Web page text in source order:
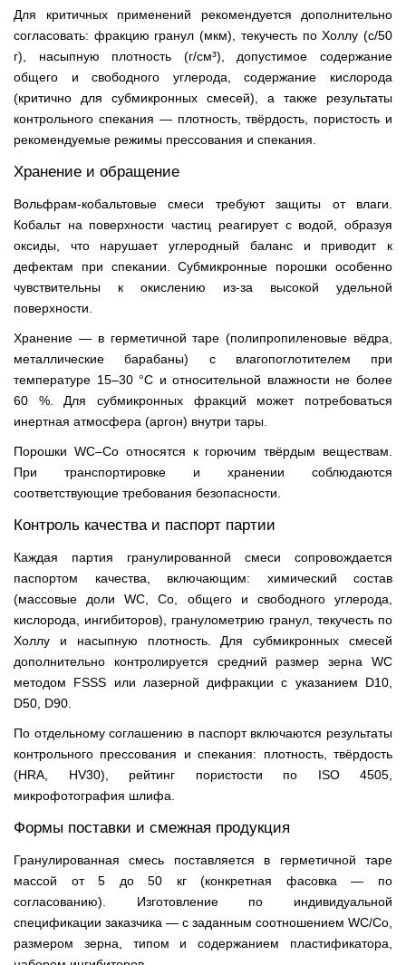
Для критичных применений рекомендуется дополнительно
согласовать: фракцию гранул (мкм), текучесть по Холлу (с/50
г), насыпную плотность (г/см³), допустимое содержание
общего и свободного углерода, содержание кислорода
(критично для субмикронных смесей), а также результаты
контрольного спекания — плотность, твёрдость, пористость и
рекомендуемые режимы прессования и спекания.
Хранение и обращение
Вольфрам-кобальтовые смеси требуют защиты от влаги.
Кобальт на поверхности частиц реагирует с водой, образуя
оксиды, что нарушает углеродный баланс и приводит к
дефектам при спекании. Субмикронные порошки особенно
чувствительны к окислению из-за высокой удельной
поверхности.
Хранение — в герметичной таре (полипропиленовые вёдра,
металлические барабаны) с влагопоглотителем при
температуре 15–30 °C и относительной влажности не более
60 %. Для субмикронных фракций может потребоваться
инертная атмосфера (аргон) внутри тары.
Порошки WC–Co относятся к горючим твёрдым веществам.
При транспортировке и хранении соблюдаются
соответствующие требования безопасности.
Контроль качества и паспорт партии
Каждая партия гранулированной смеси сопровождается
паспортом качества, включающим: химический состав
(массовые доли WC, Co, общего и свободного углерода,
кислорода, ингибиторов), гранулометрию гранул, текучесть по
Холлу и насыпную плотность. Для субмикронных смесей
дополнительно контролируется средний размер зерна WC
методом FSSS или лазерной дифракции с указанием D10,
D50, D90.
По отдельному соглашению в паспорт включаются результаты
контрольного прессования и спекания: плотность, твёрдость
(HRA, HV30), рейтинг пористости по ISO 4505,
микрофотография шлифа.
Формы поставки и смежная продукция
Гранулированная смесь поставляется в герметичной таре
массой от 5 до 50 кг (конкретная фасовка — по
согласованию). Изготовление по индивидуальной
спецификации заказчика — с заданным соотношением WC/Co,
размером зерна, типом и содержанием пластификатора,